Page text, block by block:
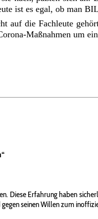
ist es egal, ob man
auf die Fachleute
Maßnahmen um
Diese Erfahrung haben
seinen Willen zum